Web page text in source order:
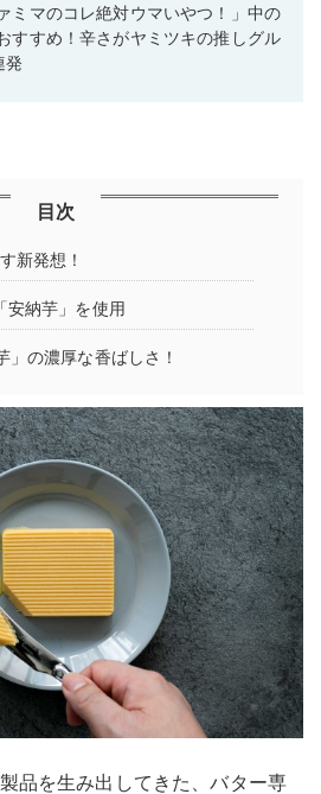
ァミマのコレ絶対ウマいやつ！」中の
すすめ！辛さがヤミツキの推しグル
発
目次
新発想！
安納芋」を使用
の濃厚な香ばしさ！
品を生み出してきた、バター専